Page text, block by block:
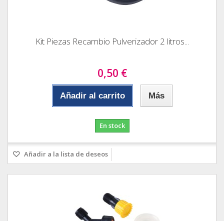
Kit Piezas Recambio Pulverizador 2 litros...
0,50 €
Añadir al carrito Más
En stock
Añadir a la lista de deseos